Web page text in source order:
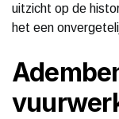
uitzicht op de
het een